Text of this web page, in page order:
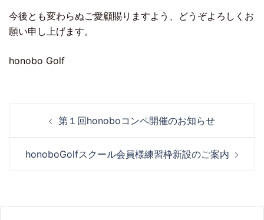
今後とも変わらぬご愛顧賜りますよう、どうぞよろしくお
願い申し上げます。
honobo Golf
第１回honoboコンペ開催のお知らせ
honoboGolfスクール会員様練習枠新設のご案内